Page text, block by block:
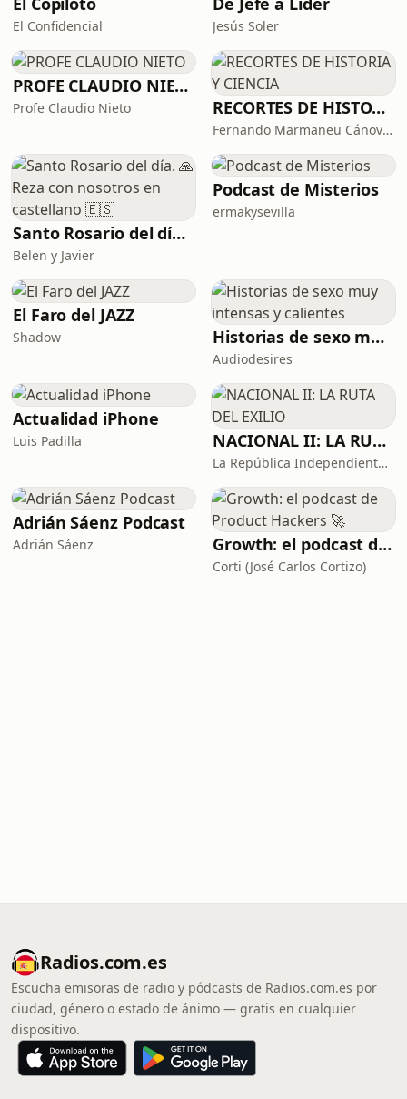
El Confidencial Jesús Soler
PROFE CLAUDIO NIETO
Profe Claudio Nieto RECORTES DE HISTORIA Y CIENCIA
Fernando Marmaneu Cánovas
Santo Rosario del día. 🙏 Reza con nosotros en castellano 🇪🇸
Belen y Javier
Podcast de Misterios
ermakysevilla
El Faro del JAZZ
Shadow Historias de sexo muy intensas y calientes
Audiodesires
Actualidad iPhone
Luis Padilla NACIONAL II: LA RUTA DEL EXILIO
La República Independiente de la Radio
Adrián Sáenz Podcast
Adrián Sáenz Growth: el podcast de Product Hackers 🚀
Corti (José Carlos Cortizo)
Radios.com.es
Escucha emisoras de radio y pódcasts de Radios.com.es por
ciudad, género o estado de ánimo — gratis en cualquier
dispositivo.